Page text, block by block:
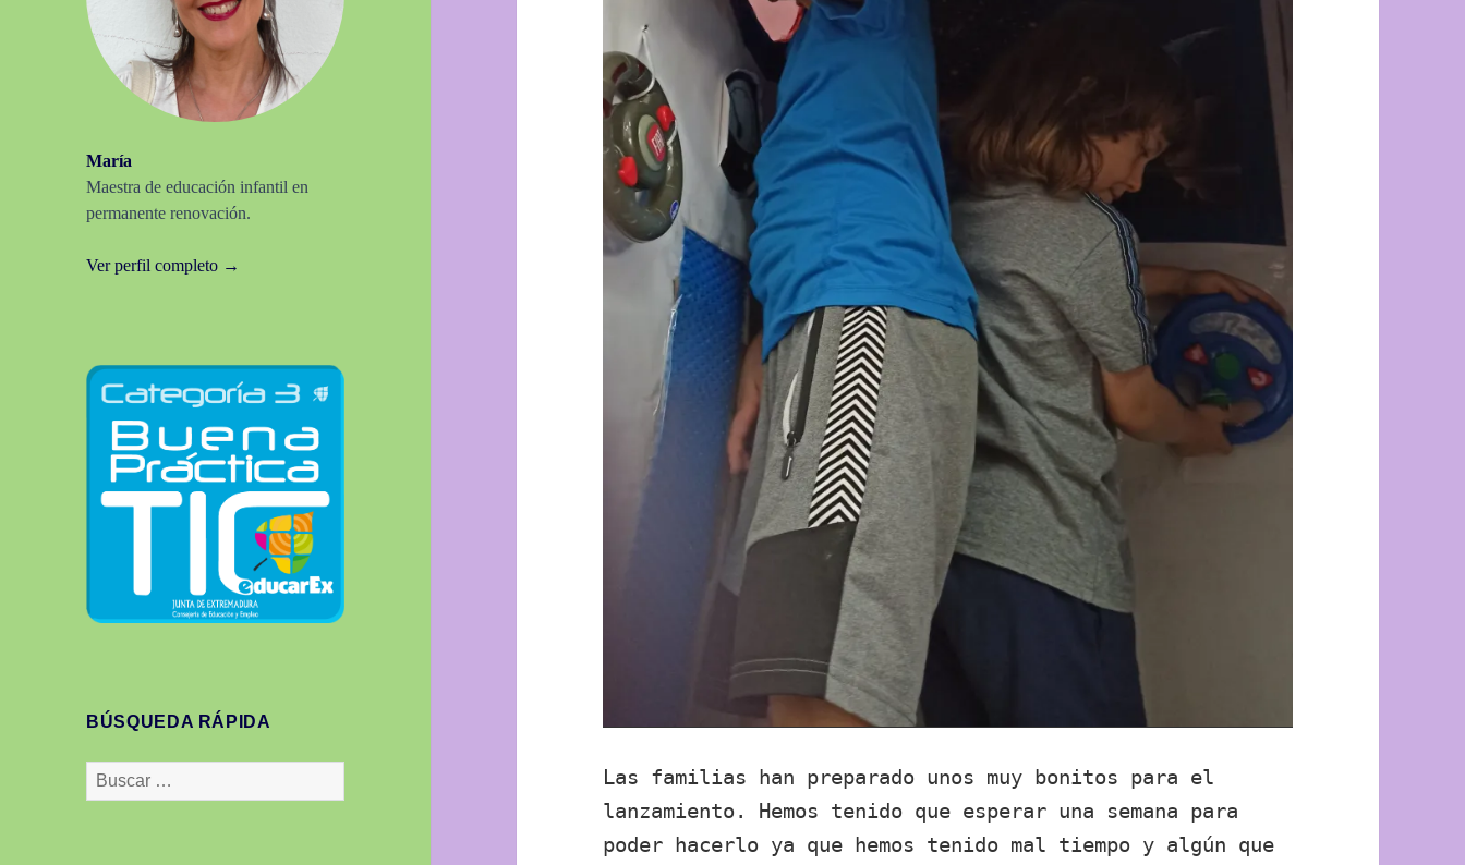
María
Maestra de educación infantil en
permanente renovación.
Ver perfil completo →
BÚSQUEDA RÁPIDA
Buscar:
Las familias han preparado unos muy bonitos para el
lanzamiento. Hemos tenido que esperar una semana para
poder hacerlo ya que hemos tenido mal tiempo y algún que